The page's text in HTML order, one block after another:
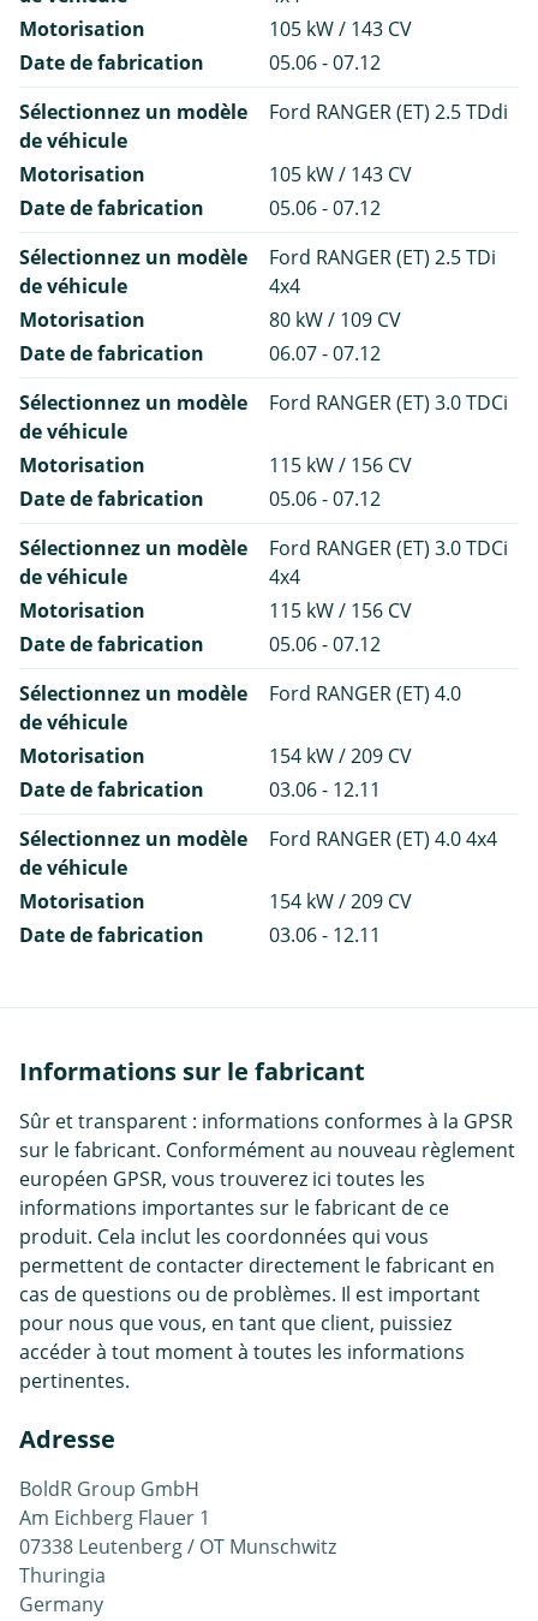
Motorisation
105 kW / 143 CV
Date de fabrication
05.06 - 07.12
Sélectionnez un modèle
de véhicule
Ford RANGER (ET) 2.5 TDdi
Motorisation
105 kW / 143 CV
Date de fabrication
05.06 - 07.12
Sélectionnez un modèle
de véhicule
Ford RANGER (ET) 2.5 TDi
4x4
Motorisation
80 kW / 109 CV
Date de fabrication
06.07 - 07.12
Sélectionnez un modèle
de véhicule
Ford RANGER (ET) 3.0 TDCi
Motorisation
115 kW / 156 CV
Date de fabrication
05.06 - 07.12
Sélectionnez un modèle
de véhicule
Ford RANGER (ET) 3.0 TDCi
4x4
Motorisation
115 kW / 156 CV
Date de fabrication
05.06 - 07.12
Sélectionnez un modèle
de véhicule
Ford RANGER (ET) 4.0
Motorisation
154 kW / 209 CV
Date de fabrication
03.06 - 12.11
Sélectionnez un modèle
de véhicule
Ford RANGER (ET) 4.0 4x4
Motorisation
154 kW / 209 CV
Date de fabrication
03.06 - 12.11
Informations sur le fabricant
Sûr et transparent : informations conformes à la GPSR
sur le fabricant. Conformément au nouveau règlement
européen GPSR, vous trouverez ici toutes les
informations importantes sur le fabricant de ce
produit. Cela inclut les coordonnées qui vous
permettent de contacter directement le fabricant en
cas de questions ou de problèmes. Il est important
pour nous que vous, en tant que client, puissiez
accéder à tout moment à toutes les informations
pertinentes.
Adresse
BoldR Group GmbH
Am Eichberg Flauer 1
07338 Leutenberg / OT Munschwitz
Thuringia
Germany